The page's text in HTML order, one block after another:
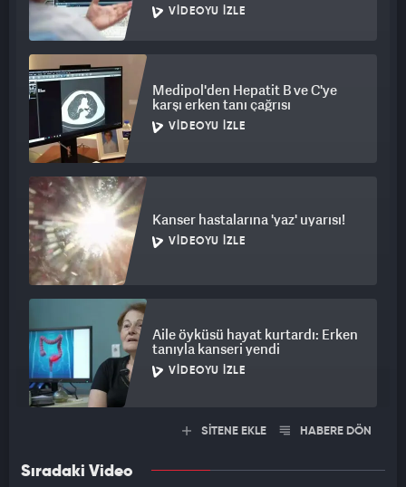
VIDEOYU İZLE
Medipol'den Hepatit B ve C'ye
karşı erken tanı çağrısı
VIDEOYU İZLE
Kanser hastalarına 'yaz' uyarısı!
VIDEOYU İZLE
Aile öyküsü hayat kurtardı: Erken
tanıyla kanseri yendi
VIDEOYU İZLE
SİTENE EKLE HABERE DÖN
Sıradaki Video